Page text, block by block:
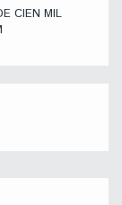
CIEN MIL